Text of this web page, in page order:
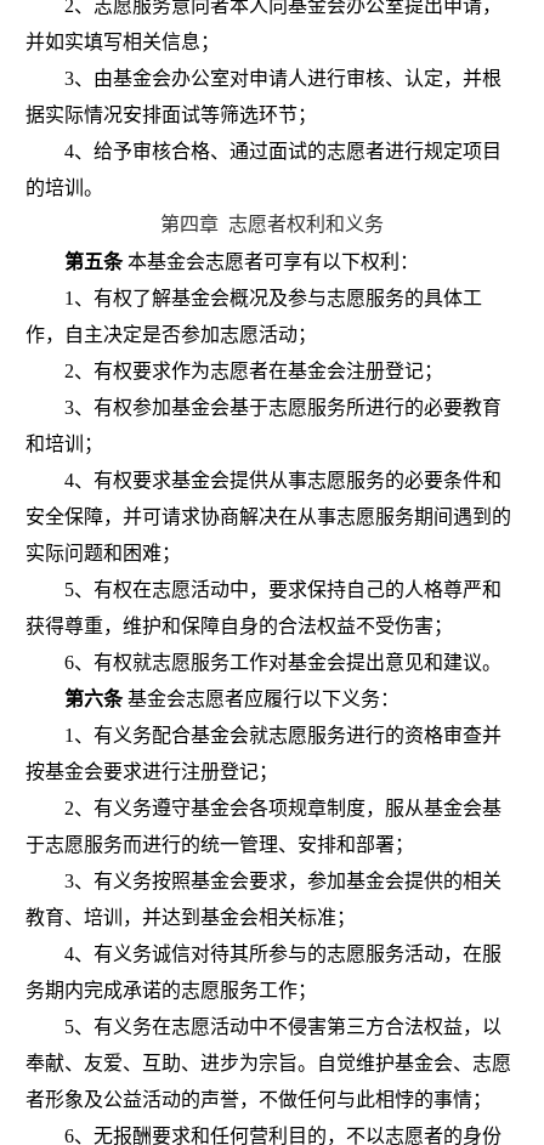
2、志愿服务意向者本人向基金会办公室提出申请，
并如实填写相关信息；
3、由基金会办公室对申请人进行审核、认定，并根
据实际情况安排面试等筛选环节；
4、给予审核合格、通过面试的志愿者进行规定项目
的培训。
第四章 志愿者权利和义务
第五条本基金会志愿者可享有以下权利：
1 、有权了解基金会概况及参与志愿服务的具体工
作，自主决定是否参加志愿活动；
2、有权要求作为志愿者在基金会注册登记；
3、有权参加基金会基于志愿服务所进行的必要教育
和培训；
4、有权要求基金会提供从事志愿服务的必要条件和
安全保障，并可请求协商解决在从事志愿服务期间遇到的
实际问题和困难；
5、有权在志愿活动中，要求保持自己的人格尊严和
获得尊重，维护和保障自身的合法权益不受伤害；
6、有权就志愿服务工作对基金会提出意见和建议。
第六条基金会志愿者应履行以下义务：
1 、有义务配合基金会就志愿服务进行的资格审查并
按基金会要求进行注册登记；
2、有义务遵守基金会各项规章制度，服从基金会基
于志愿服务而进行的统一管理、安排和部署；
3、有义务按照基金会要求，参加基金会提供的相关
教育、培训，并达到基金会相关标准；
4、有义务诚信对待其所参与的志愿服务活动，在服
务期内完成承诺的志愿服务工作；
5、有义务在志愿活动中不侵害第三方合法权益，以
奉献、友爱、互助、进步为宗旨。自觉维护基金会、志愿
者形象及公益活动的声誉，不做任何与此相悖的事情；
6、无报酬要求和任何营利目的，不以志愿者的身份